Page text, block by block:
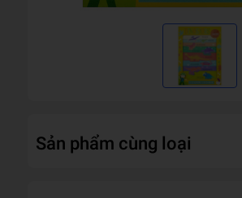
Sản phẩm cùng loại